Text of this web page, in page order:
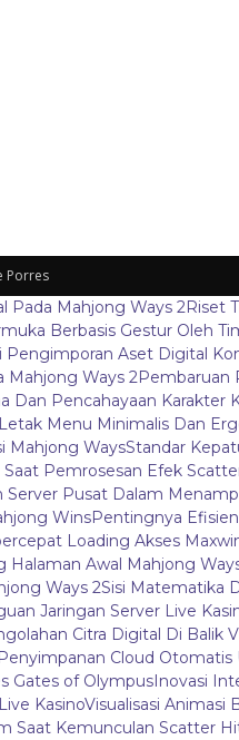
Porres
Pada Mahjong Ways 2Riset
Berbasis Gestur Oleh
Pengimporan Aset Digital
Mahjong Ways 2Pembaruan
Dan Pencahayaan Karakter
Menu Minimalis Dan
Mahjong WaysStandar
Pemrosesan Efek
Server Pusat Dalam
WinsPentingnya
Loading Akses
Halaman Awal Mahjong
Ways 2Sisi Matematika
Jaringan Server Live
Citra Digital Di Balik
Penyimpanan Cloud
Gates of OlympusInovasi
KasinoVisualisasi Animasi
Saat Kemunculan Scatter